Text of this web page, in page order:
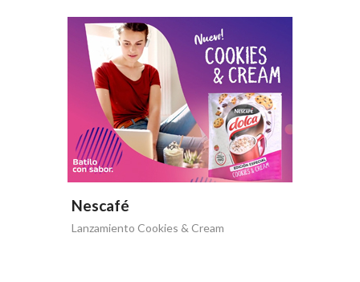
Nescafé
Lanzamiento Cookies & Cream